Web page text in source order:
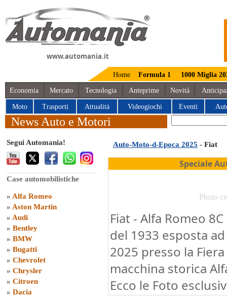
www.automania.it
Home Formula 1 1000 Miglia
Economia Mercato Tecnologia Anteprime Novità
Moto Trasporti Attualità Videogiochi Eventi
News Auto e Motori
Segui Automania!
Case automobilistiche
» Alfa Romeo
» Aston Martin
» Audi
» Bentley
» BMW
» Bugatti
» Chevrolet
» Chrysler
» Citroen
» Dacia
Auto-Moto-d-Epoca 2025 - Fiat
Speciale
Photo
Fiat - Alfa Romeo
del 1933 esposta
2025 presso la
macchina storica
Ecco le Foto